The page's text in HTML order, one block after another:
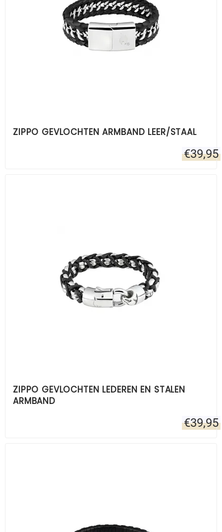
ZIPPO GEVLOCHTEN ARMBAND LEER/STAAL
€39,95
ZIPPO GEVLOCHTEN LEDEREN EN STALEN
ARMBAND
€39,95